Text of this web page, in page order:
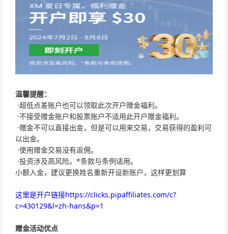
温馨提醒：
·超低点差账户也可以领取此次开户赠金福利。
·不接受赠金账户和股票账户不适用此开户赠金福利。
·赠金不可以直接出金，但是可以用来交易，交易获得的盈利可
以出金。
·使用赠金交易没有返佣。
·投资涉及高风险。*条款与条例适用。
小额入金，建议更换姓名重新开设新账户，这样更划算
这里是开户链接https://clicks.pipaffiliates.com/c?
c=430129&l=zh-hans&p=1
赠金活动优点